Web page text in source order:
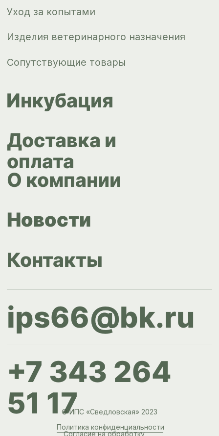
+7 343 264
51 17© ИПС «Сведловская» 2023
персональных данных